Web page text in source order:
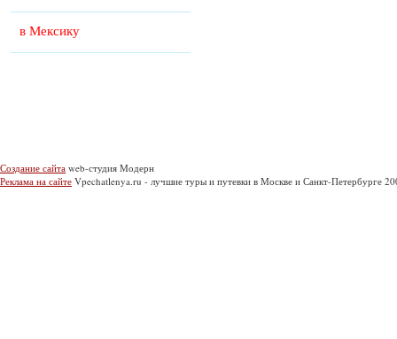
в Мексику
Создание сайта web-студия Модерн
Реклама на сайте Vpechatlenya.ru - лучшие туры и путевки в Москве и Санкт-Петербурге